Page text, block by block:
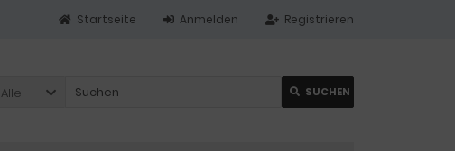
Registrieren
Anmelden
Startseite
Alle SUCHEN